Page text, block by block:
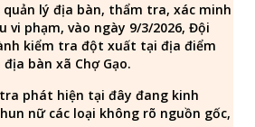
lý địa bàn, thẩm tra, xác minh
vi phạm, vào ngày 9/3/2026, Đội
kiểm tra đột xuất tại địa điểm
bàn xã Chợ Gạo.
phát hiện tại đây đang kinh
nữ các loại không rõ nguồn gốc,